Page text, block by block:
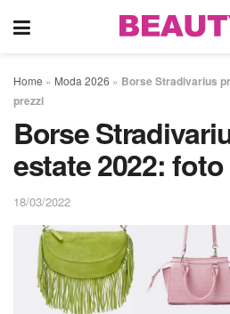
Home » Moda 2026 » Borse Stradivarius
prezzi
Borse
estate 2022:
18/03/2022